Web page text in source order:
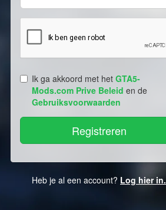
Ik ga akkoord met het GTA5-
Mods.com Prive Beleid en de
Gebruiksvoorwaarden
Heb je al een account? Log hier in.